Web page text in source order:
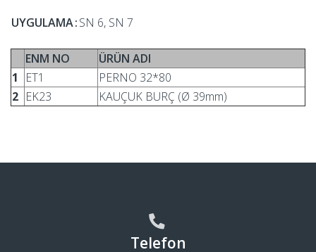
UYGULAMA:SN 6, SN 7
ENM NO
ÜRÜN ADI
1
ET1
PERNO 32*80
2 EK23 KAUÇUK BURÇ (Ø 39mm)
Telefon